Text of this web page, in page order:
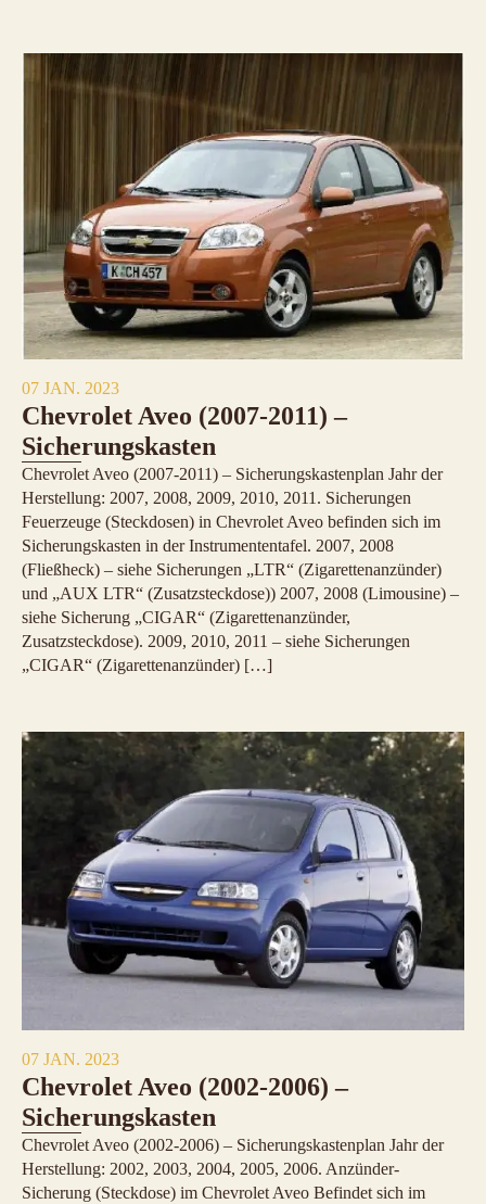
07 JAN. 2023
Chevrolet Aveo (2007-2011) –
Sicherungskasten
Chevrolet Aveo (2007-2011) – Sicherungskastenplan Jahr der
Herstellung: 2007, 2008, 2009, 2010, 2011. Sicherungen
Feuerzeuge (Steckdosen) in Chevrolet Aveo befinden sich im
Sicherungskasten in der Instrumententafel. 2007, 2008
(Fließheck) – siehe Sicherungen „LTR“ (Zigarettenanzünder)
und „AUX LTR“ (Zusatzsteckdose)) 2007, 2008 (Limousine) –
siehe Sicherung „CIGAR“ (Zigarettenanzünder,
Zusatzsteckdose). 2009, 2010, 2011 – siehe Sicherungen
„CIGAR“ (Zigarettenanzünder) […]
07 JAN. 2023
Chevrolet Aveo (2002-2006) –
Sicherungskasten
Chevrolet Aveo (2002-2006) – Sicherungskastenplan Jahr der
Herstellung: 2002, 2003, 2004, 2005, 2006. Anzünder-
Sicherung (Steckdose) im Chevrolet Aveo Befindet sich im